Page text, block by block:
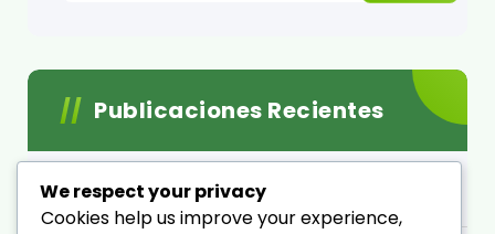
Publicaciones Recientes
sobrevivir
We respect your privacy
Cookies help us improve your experience,